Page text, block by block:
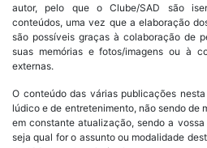
autor, pelo que o Clube/SAD são
conteúdos, uma vez que a elaboração
são possíveis graças à colaboração de
suas memórias e fotos/imagens ou à
externas.
O conteúdo das várias publicações
lúdico e de entretenimento, não sendo de
em constante atualização, sendo a
seja qual for o assunto ou modalidade